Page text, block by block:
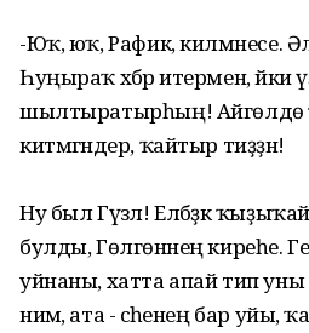
-Юҡ, юҡ, Рафик, килмәнесе.
Һуңыраҡ хәбәр итермен, йәки
шылтыратырһың! Айгөлдө
китмәгәндер, ҡайтыр тиҙҙән!
Ну был Гүзәл! Елбәҙәк ҡыҙыҡай!
булды, Гөлгөнәнең киреһе.
уйнаны, хатта апай тип уны
нимә, ата - әсәһенең бар